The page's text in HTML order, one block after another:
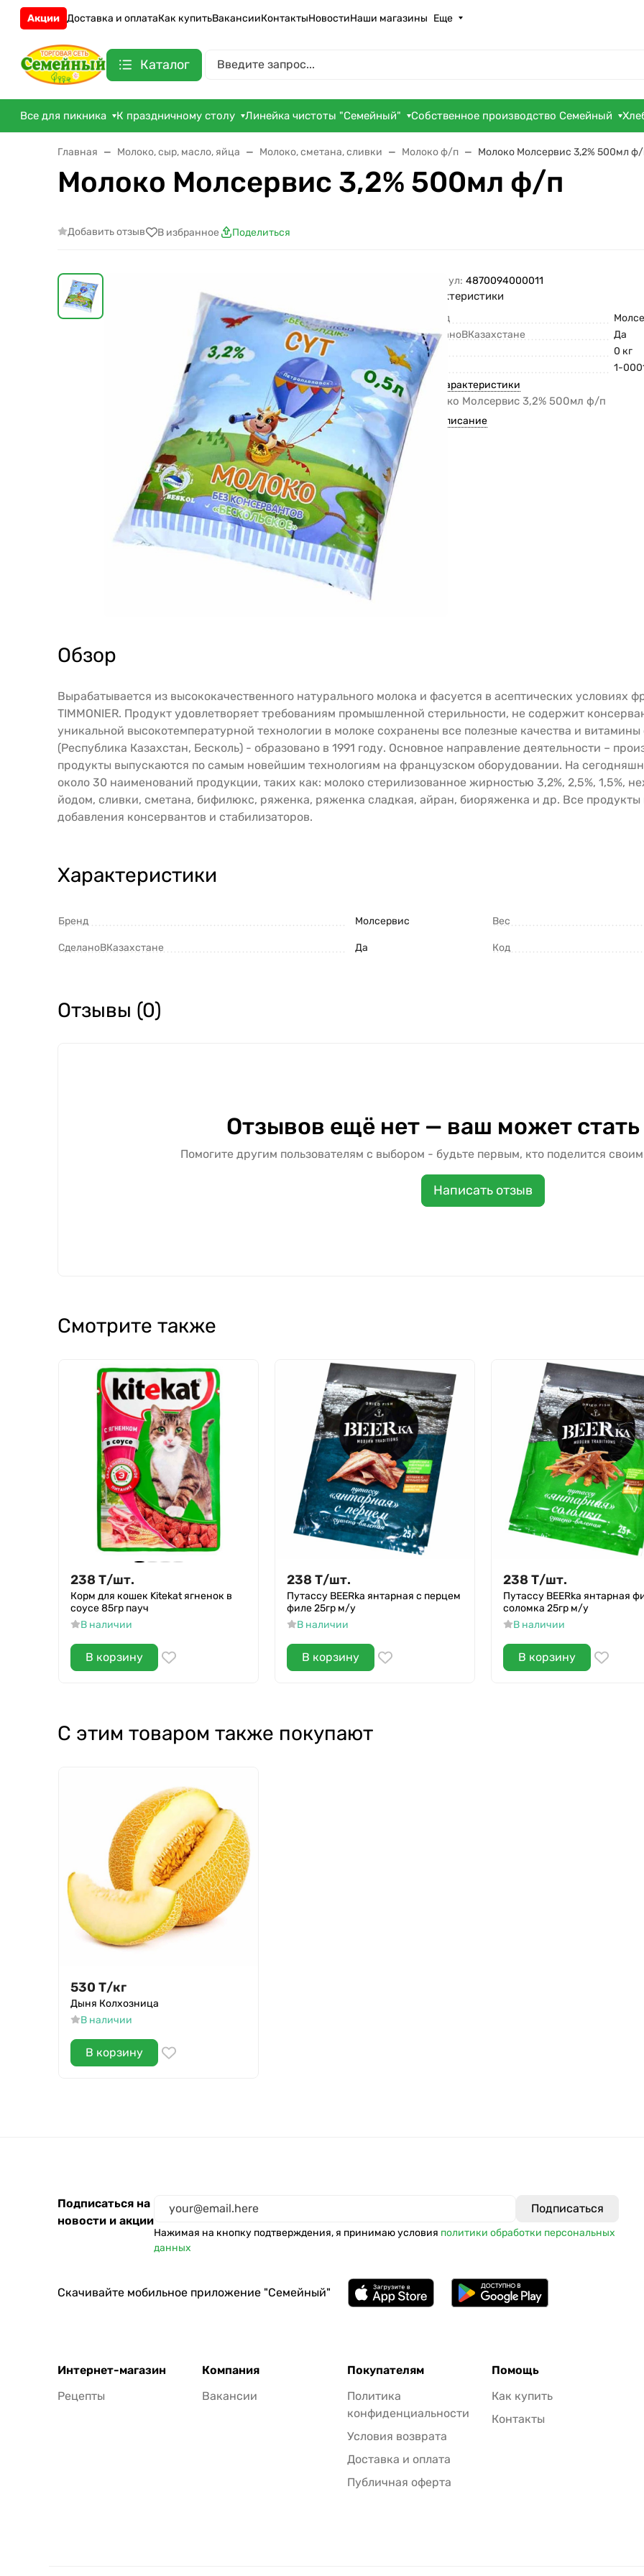
Акции Доставка и оплатаКак купитьВакансииКонтактыНовостиНаши магазины Еще
Каталог
Все для пикника К праздничному столу Линейка чистоты "Семейный" Собственное производство Семейный
Главная Молоко, сыр, масло, яйца Молоко, сметана, сливки Молоко ф/п Молоко Молсервис 3,2% 500мл
Молоко Молсервис 3,2% 500мл ф/п
Добавить отзыв В избранное Поделиться
Артикул: 4870094000011
Характеристики
Бренд
СделаноВКазахстане
Да
Вес
0 кг
Код
1-
Все характеристики
Молоко Молсервис 3,2% 500мл ф/п
Все описание
Обзор
Вырабатывается из высококачественного натурального молока и фасуется в асептических условиях
TIMMONIER. Продукт удовлетворяет требованиям промышленной стерильности, не содержит
уникальной высокотемпературной технологии в молоке сохранены все полезные качества и
(Республика Казахстан, Бесколь) - образовано в 1991 году. Основное направление деятельности –
продукты выпускаются по самым новейшим технологиям на французском оборудовании. На
около 30 наименований продукции, таких как: молоко стерилизованное жирностью 3,2%, 2,5%, 1,5%,
йодом, сливки, сметана, бифилюкс, ряженка, ряженка сладкая, айран, биоряженка и др. Все продукты
добавления консервантов и стабилизаторов.
Характеристики
Бренд Молсервис
СделаноВКазахстане Да
Вес
Код
Отзывы (0)
Отзывов ещё нет — ваш может
Помогите другим пользователям с выбором - будьте первым, кто поделится
Написать отзыв
Смотрите также
238 Т/шт.
Корм для кошек Kitekat ягненок в
соусе 85гр пауч
В наличии
В корзину
238 Т/шт.
Путассу BEERka янтарная с перцем
филе 25гр м/у
В наличии
В корзину
238 Т/шт.
Путассу BEERka янтарная
соломка 25гр м/у
В наличии
В корзину
С этим товаром также покупают
530 Т/кг
Дыня Колхозница
В наличии
В корзину
Подписаться на
новости и акции
Нажимая на кнопку подтверждения, я принимаю условия политики обработки персональных
данных
Скачивайте мобильное приложение "Семейный"
Интернет-магазин
Рецепты
Компания
Вакансии
Покупателям
Политика
конфиденциальности
Условия возврата
Доставка и оплата
Публичная оферта
Помощь
Как купить
Контакты